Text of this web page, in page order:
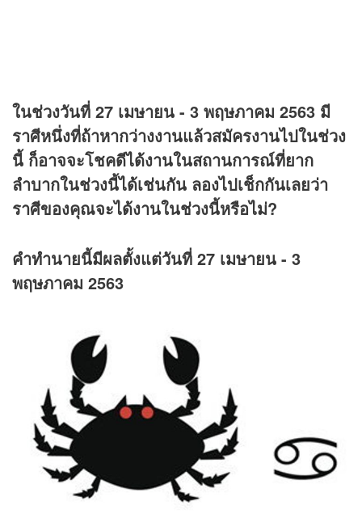
ในช่วงวันที่ 27 เมษายน - 3 พฤษภาคม 2563 มี
ราศีหนึ่งที่ถ้าหากว่างงานแล้วสมัครงานไปในช่วง
นี้ ก็อาจจะโชคดีได้งานในสถานการณ์ที่ยาก
ลำบากในช่วงนี้ได้เช่นกัน ลองไปเช็กกันเลยว่า
ราศีของคุณจะได้งานในช่วงนี้หรือไม่?
คำทำนายนี้มีผลตั้งแต่วันที่ 27 เมษายน - 3
พฤษภาคม 2563